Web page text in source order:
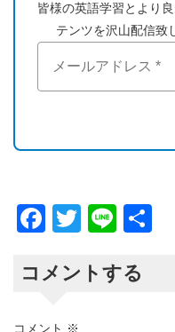
皆様の英語学習とより
テンツを沢山配信致
Facebook
Twitter
Line
コメントする
コメント ※